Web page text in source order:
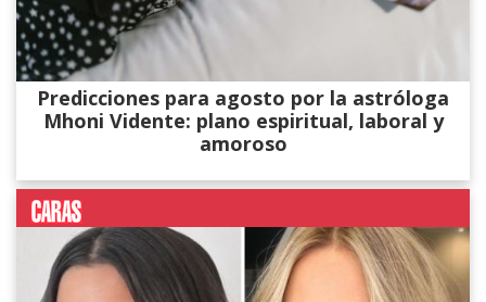
Predicciones para agosto por la astróloga
Mhoni Vidente: plano espiritual, laboral y
amoroso